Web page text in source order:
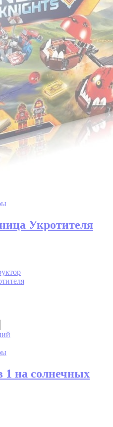
Укротителя
1 на солнечных